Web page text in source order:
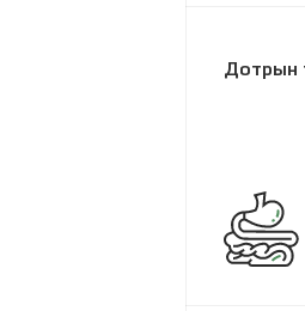
Дотрын